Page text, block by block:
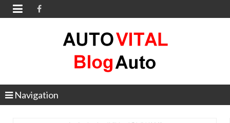

Navigation